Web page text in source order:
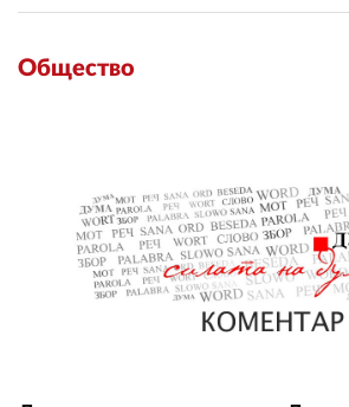
Общество